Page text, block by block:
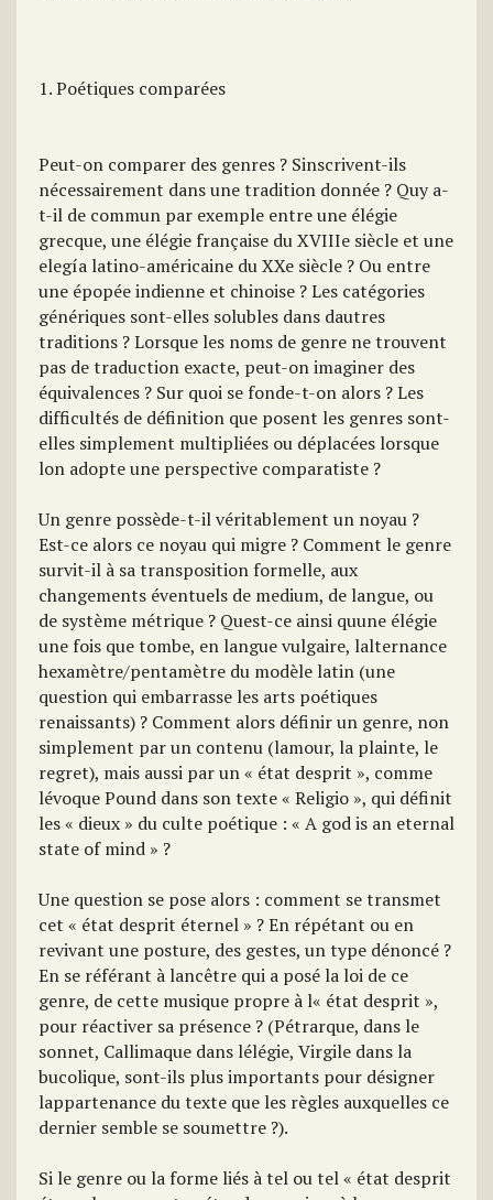
1. Poétiques comparées
Peut-on comparer des genres ? Sinscrivent-ils
nécessairement dans une tradition donnée ? Quy a-
t-il de commun par exemple entre une élégie
grecque, une élégie française du XVIIIe siècle et une
elegía latino-américaine du XXe siècle ? Ou entre
une épopée indienne et chinoise ? Les catégories
génériques sont-elles solubles dans dautres
traditions ? Lorsque les noms de genre ne trouvent
pas de traduction exacte, peut-on imaginer des
équivalences ? Sur quoi se fonde-t-on alors ? Les
difficultés de définition que posent les genres sont-
elles simplement multipliées ou déplacées lorsque
lon adopte une perspective comparatiste ?
Un genre possède-t-il véritablement un noyau ?
Est-ce alors ce noyau qui migre ? Comment le genre
survit-il à sa transposition formelle, aux
changements éventuels de medium, de langue, ou
de système métrique ? Quest-ce ainsi quune élégie
une fois que tombe, en langue vulgaire, lalternance
hexamètre/pentamètre du modèle latin (une
question qui embarrasse les arts poétiques
renaissants) ? Comment alors définir un genre, non
simplement par un contenu (lamour, la plainte, le
regret), mais aussi par un « état desprit », comme
lévoque Pound dans son texte « Religio », qui définit
les « dieux » du culte poétique : « A god is an eternal
state of mind » ?
Une question se pose alors : comment se transmet
cet « état desprit éternel » ? En répétant ou en
revivant une posture, des gestes, un type dénoncé ?
En se référant à lancêtre qui a posé la loi de ce
genre, de cette musique propre à l« état desprit »,
pour réactiver sa présence ? (Pétrarque, dans le
sonnet, Callimaque dans lélégie, Virgile dans la
bucolique, sont-ils plus importants pour désigner
lappartenance du texte que les règles auxquelles ce
dernier semble se soumettre ?).
Si le genre ou la forme liés à tel ou tel « état desprit